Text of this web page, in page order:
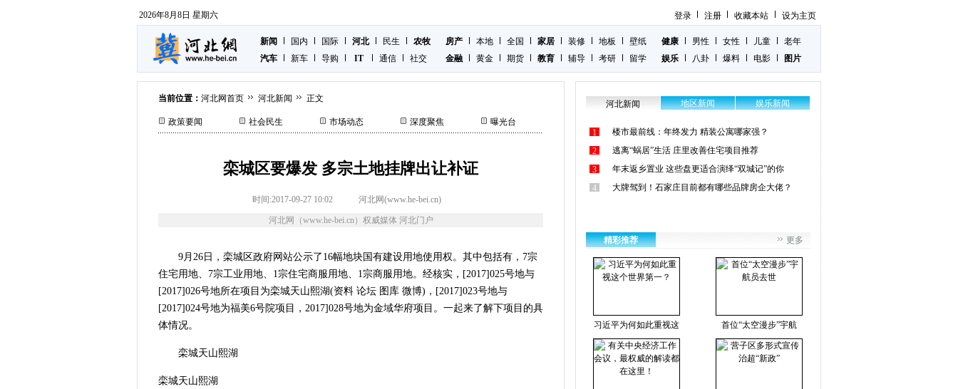
2026年8月8日 星期六 登录 注册 收藏本站 设为主页
新闻 国内 国际 河北 民生
农牧
汽车
新车 导购 IT 通信 社交
房产 本地 全国 家居 装修 地板
壁纸
金融
黄金 期货 教育 辅导 考研 留学
健康 男性 女性 儿童
老年
娱乐
八卦 爆料 电影 图片
当前位置： 河北网首页 河北新闻 正文
政策要闻 社会民生 市场动态 深度聚焦 曝光台
栾城区要爆发 多宗土地挂牌出让补证
时间:2017-09-27 10:02 河北网(www.he-bei.cn)
河北网（www.he-bei.cn）权威媒体 河北门户
9月26日，栾城区政府网站公示了16幅地块国有建设用地使用权。其中包括有，7宗
住宅用地、7宗工业用地、1宗住宅商服用地、1宗商服用地。经核实，[2017]025号地与
[2017]026号地所在项目为栾城天山熙湖(资料 论坛 图库 微博)，[2017]023号地与
[2017]024号地为福美6号院项目，2017]028号地为金域华府项目。一起来了解下项目的具
体情况。
栾城天山熙湖
栾城天山熙湖
河北新闻 地区新闻 娱乐新闻
1
楼市最前线：年终发力 精装公寓哪家强？
2
逃离“蜗居”生活 庄里改善住宅项目推荐
3
年末返乡置业 这些盘更适合演绎“双城记”的你
4
大牌驾到！石家庄目前都有哪些品牌房企大佬？
精彩推荐 更多
习近平为何如此重视这 首位“太空漫步”宇航